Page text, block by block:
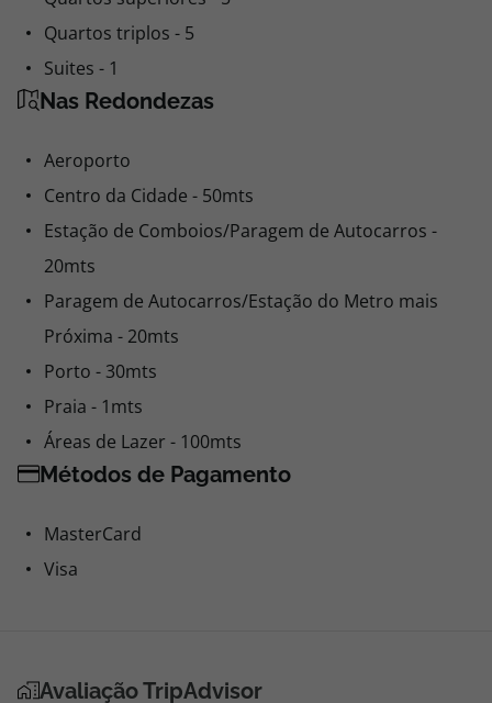
Quartos triplos - 5
Suites - 1
Nas Redondezas
Aeroporto
Centro da Cidade - 50mts
Estação de Comboios/Paragem de Autocarros -
20mts
Paragem de Autocarros/Estação do Metro mais
Próxima - 20mts
Porto - 30mts
Praia - 1mts
Áreas de Lazer - 100mts
Métodos de Pagamento
MasterCard
Visa
Avaliação TripAdvisor